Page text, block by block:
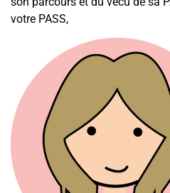
votre PASS,